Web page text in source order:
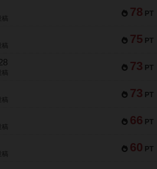
78 PT
75 PT
73 PT
73 PT
66 PT
60 PT